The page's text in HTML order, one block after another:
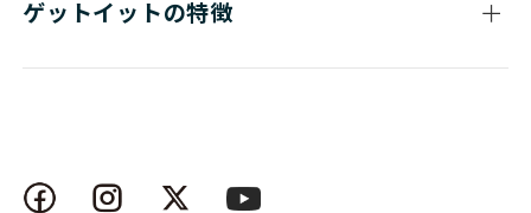
ゲットイットの特徴